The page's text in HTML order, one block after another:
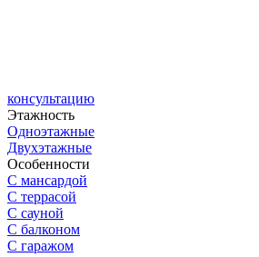
консультацию
Этажность
Одноэтажные
Двухэтажные
Особенности
С мансардой
С террасой
С сауной
С балконом
С гаражом